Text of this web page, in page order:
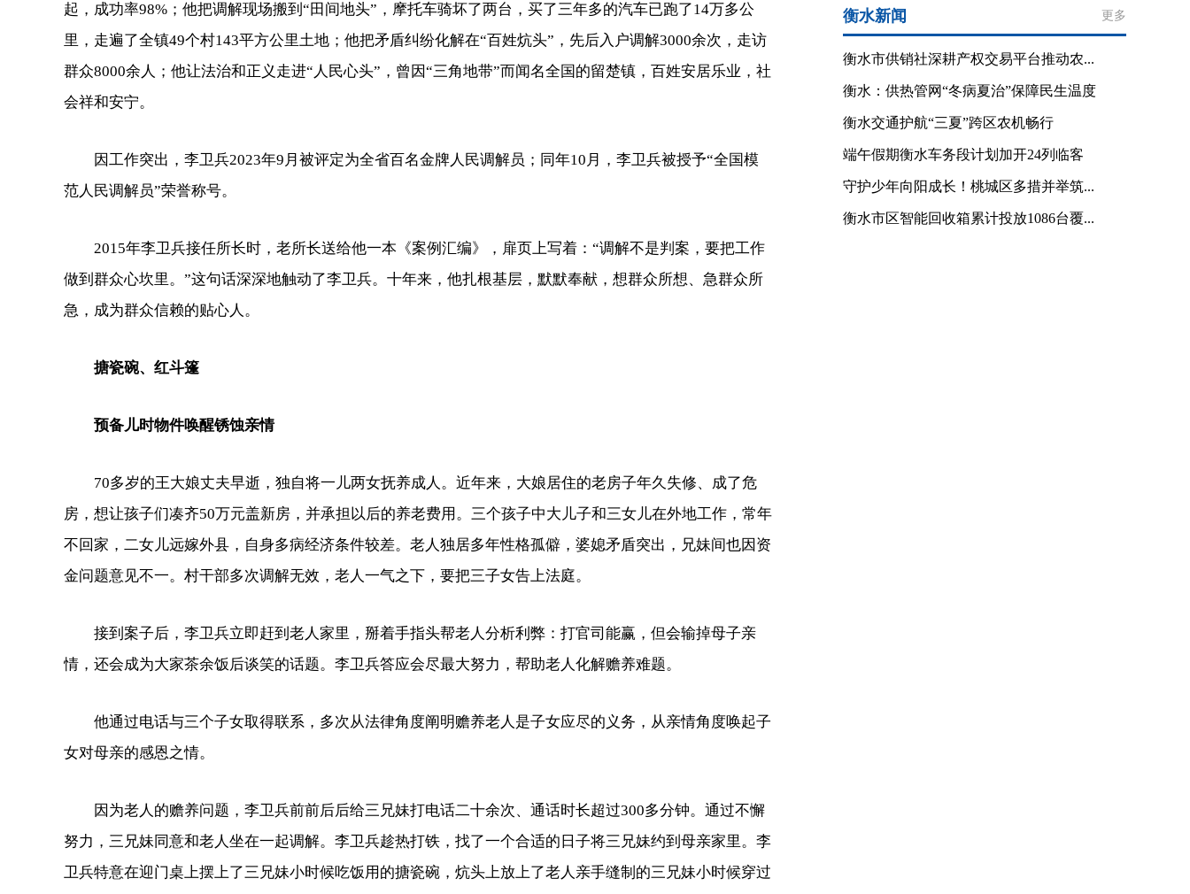
起，成功率98%；他把调解现场搬到“田间地头”，摩托车骑坏了两台，买了三年多的汽车已跑了14万多公
里，走遍了全镇49个村143平方公里土地；他把矛盾纠纷化解在“百姓炕头”，先后入户调解3000余次，走访
群众8000余人；他让法治和正义走进“人民心头”，曾因“三角地带”而闻名全国的留楚镇，百姓安居乐业，社
会祥和安宁。
因工作突出，李卫兵2023年9月被评定为全省百名金牌人民调解员；同年10月，李卫兵被授予“全国模
范人民调解员”荣誉称号。
2015年李卫兵接任所长时，老所长送给他一本《案例汇编》，扉页上写着：“调解不是判案，要把工作
做到群众心坎里。”这句话深深地触动了李卫兵。十年来，他扎根基层，默默奉献，想群众所想、急群众所
急，成为群众信赖的贴心人。
搪瓷碗、红斗篷
预备儿时物件唤醒锈蚀亲情
70多岁的王大娘丈夫早逝，独自将一儿两女抚养成人。近年来，大娘居住的老房子年久失修、成了危
房，想让孩子们凑齐50万元盖新房，并承担以后的养老费用。三个孩子中大儿子和三女儿在外地工作，常年
不回家，二女儿远嫁外县，自身多病经济条件较差。老人独居多年性格孤僻，婆媳矛盾突出，兄妹间也因资
金问题意见不一。村干部多次调解无效，老人一气之下，要把三子女告上法庭。
接到案子后，李卫兵立即赶到老人家里，掰着手指头帮老人分析利弊：打官司能赢，但会输掉母子亲
情，还会成为大家茶余饭后谈笑的话题。李卫兵答应会尽最大努力，帮助老人化解赡养难题。
他通过电话与三个子女取得联系，多次从法律角度阐明赡养老人是子女应尽的义务，从亲情角度唤起子
女对母亲的感恩之情。
因为老人的赡养问题，李卫兵前前后后给三兄妹打电话二十余次、通话时长超过300多分钟。通过不懈
努力，三兄妹同意和老人坐在一起调解。李卫兵趁热打铁，找了一个合适的日子将三兄妹约到母亲家里。李
卫兵特意在迎门桌上摆上了三兄妹小时候吃饭用的搪瓷碗，炕头上放上了老人亲手缝制的三兄妹小时候穿过
衡水新闻 更多
衡水市供销社深耕产权交易平台推动农...
衡水：供热管网“冬病夏治”保障民生温度
衡水交通护航“三夏”跨区农机畅行
端午假期衡水车务段计划加开24列临客
守护少年向阳成长！桃城区多措并举筑...
衡水市区智能回收箱累计投放1086台覆...